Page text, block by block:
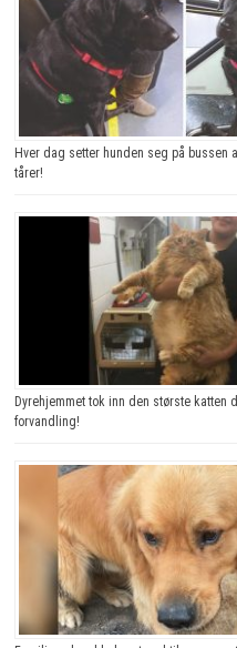
Hver dag setter hunden seg på bussen
tårer!
Dyrehjemmet tok inn den største
forvandling!